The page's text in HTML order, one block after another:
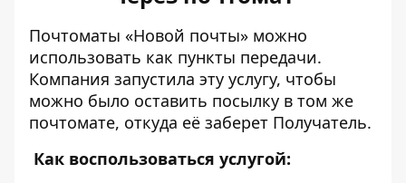
Почтоматы «Новой почты» можно
использовать как пункты передачи.
Компания запустила эту услугу, чтобы
можно было оставить посылку в том же
почтомате, откуда её заберет Получатель.
Как воспользоваться услугой: